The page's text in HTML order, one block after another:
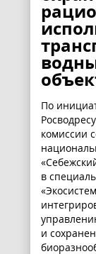
По
комиссии
в
и